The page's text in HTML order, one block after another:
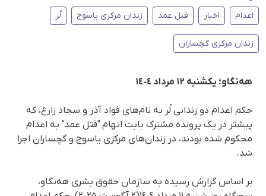
اعدام اخبار قتل عمد زندان مرکزی یاسوج لُر
زندان مرکزی گچساران
هەنگاو؛ یکشنبە ١٢ مرداد ١٤٠٤
حکم اعدام دو زندانی لُر به نام‌های فواد آذر و سجاد زارع، که
پیشتر در یک پروندە مشترک بابت اتهام "قتل عمد" بە اعدام
محکوم شده بودند، در زندان‌های مرکزی یاسوج و گچساران اجرا
شد.
بر اساس گزارش رسیده به سازمان حقوق بشری هه‌نگاو،